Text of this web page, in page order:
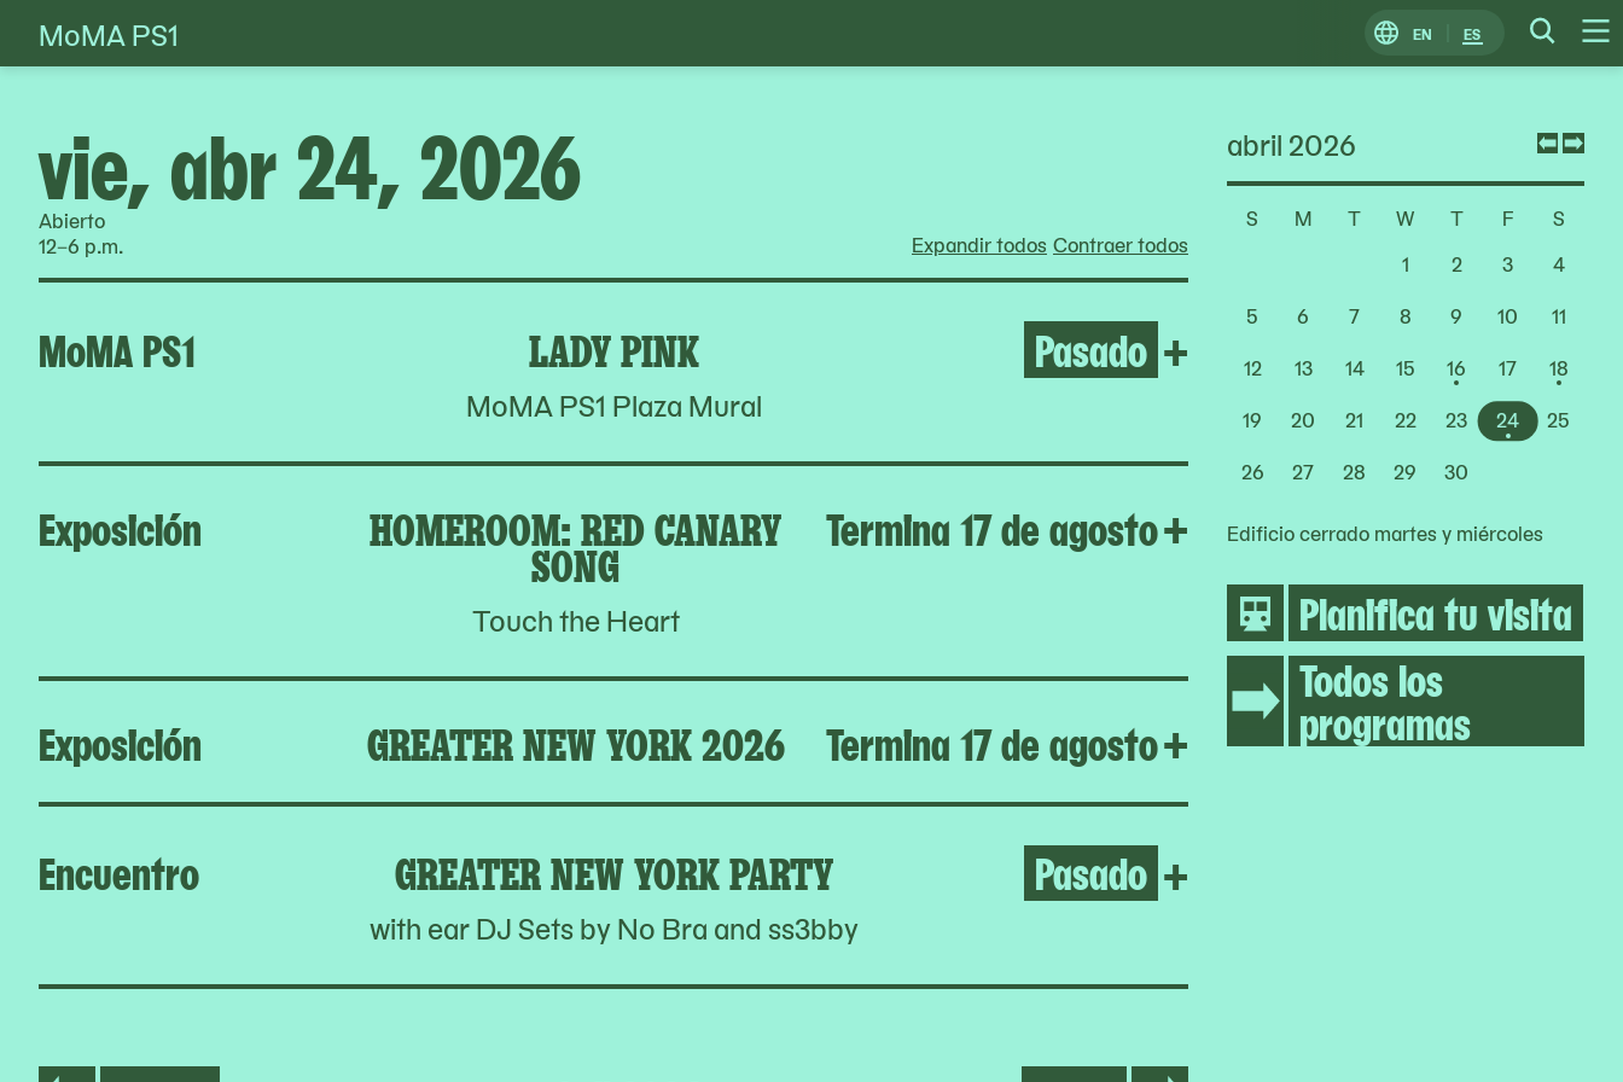
Skip
to
EN ES
Change
Locale
MoMA PS1
vie, abr 24, 2026
Abierto
12–6 p.m.
Expandir todos Contraer todos
MoMA PS1 LADY PINK
MoMA PS1 Plaza Mural
Pasado + Open Lady Pink
Exposición HOMEROOM: RED CANARY
SONG
Touch the Heart
Termina 17 de agosto+ Open Homeroom: Red
Exposición GREATER NEW YORK 2026 Termina 17 de agosto+ Open Greater New York
Encuentro GREATER NEW YORK PARTY
with ear DJ Sets by No Bra and ss3bby
Pasado +
abril 2026
S M T W T F S
Choose
1 2 3
4
5
6 7 8 9 10
11
12
13 14 15 16 17
18
19
20 21 22 23 24
25
26
27 28 29 30
Edificio cerrado martes y miércoles
Planifica tu visita
Todos los
programas